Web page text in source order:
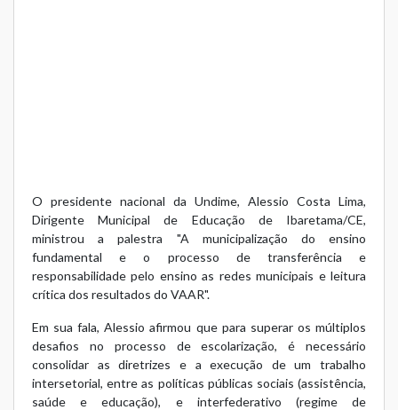
O presidente nacional da Undime, Alessio Costa Lima,
Dirigente Municipal de Educação de Ibaretama/CE,
ministrou a palestra "A municipalização do ensino
fundamental e o processo de transferência e
responsabilidade pelo ensino as redes municipais e leitura
crítica dos resultados do VAAR".
Em sua fala, Alessio afirmou que para superar os múltiplos
desafios no processo de escolarização, é necessário
consolidar as diretrizes e a execução de um trabalho
intersetorial, entre as políticas públicas sociais (assistência,
saúde e educação), e interfederativo (regime de